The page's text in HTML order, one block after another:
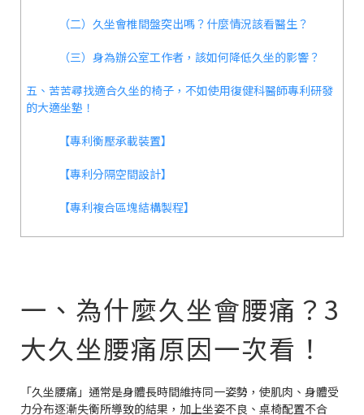
（二）久坐會椎間盤突出嗎？什麼情況該看醫生？
（三）身為辦公室工作者，該如何降低久坐的影響？
五、苦苦尋找適合久坐的椅子，不如使用復健科醫師專利研發
的大適坐墊！
【專利衡壓承載裝置】
【專利分隔空間設計】
【專利複合區塊結構製程】
一、為什麼久坐會腰痛？3
大久坐腰痛原因一次看！
「久坐腰痛」通常是身體長時間維持同一姿勢，使肌肉、身體受
力分布逐漸失衡所導致的結果，加上坐姿不良、桌椅配置不合